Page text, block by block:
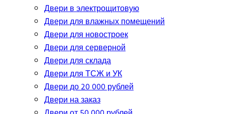
Двери в электрощитовую
Двери для влажных помещений
Двери для новостроек
Двери для серверной
Двери для склада
Двери для ТСЖ и УК
Двери до 20 000 рублей
Двери на заказ